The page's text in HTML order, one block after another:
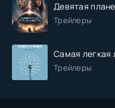
Девятая
Трейлеры
Самая легкая
Трейлеры